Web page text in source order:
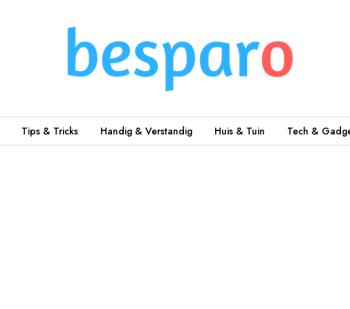
Tips & Tricks Handig & Verstandig Huis & Tuin Tech &